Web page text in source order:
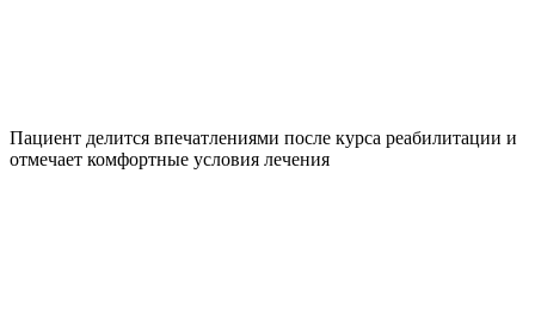
Пациент делится впечатлениями после курса реабилитации и
отмечает комфортные условия лечения